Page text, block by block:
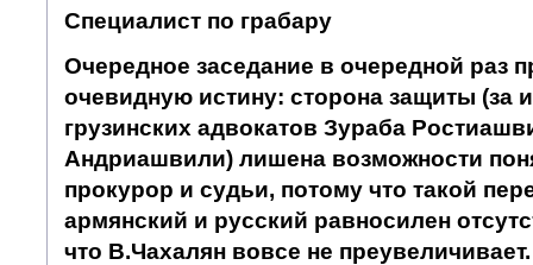
Специалист по грабару
Очередное заседание в очередной раз
очевидную истину: сторона защиты (за
грузинских адвокатов Зураба
Андриашвили) лишена возможности
прокурор и судьи, потому что такой
армянский и русский равносилен
что В.Чахалян вовсе не преувеличивает.